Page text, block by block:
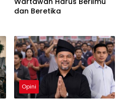
dan Beretika
Opini